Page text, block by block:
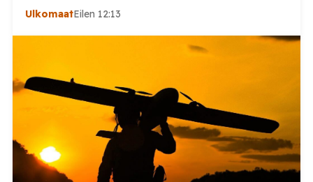
drooneilla ja tykistöllä viidelle eri alueelle.
alueellisen sotilashallinnon johtaja Oleksandr Hanzha
kertoi perjantaiaamuna 7. elokuuta julkaisemassaan
hyökkäsivät yön aikana yli 20 kertaa viidelle alueelle.
Nikopolin alueella iskuja kohdistui Nikopolin
kaupunkiin sekä […]
UlkomaatEilen 12:13